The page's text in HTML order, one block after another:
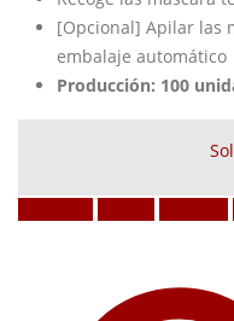
[Opcional] Apilar las
embalaje automático
Producción: 100